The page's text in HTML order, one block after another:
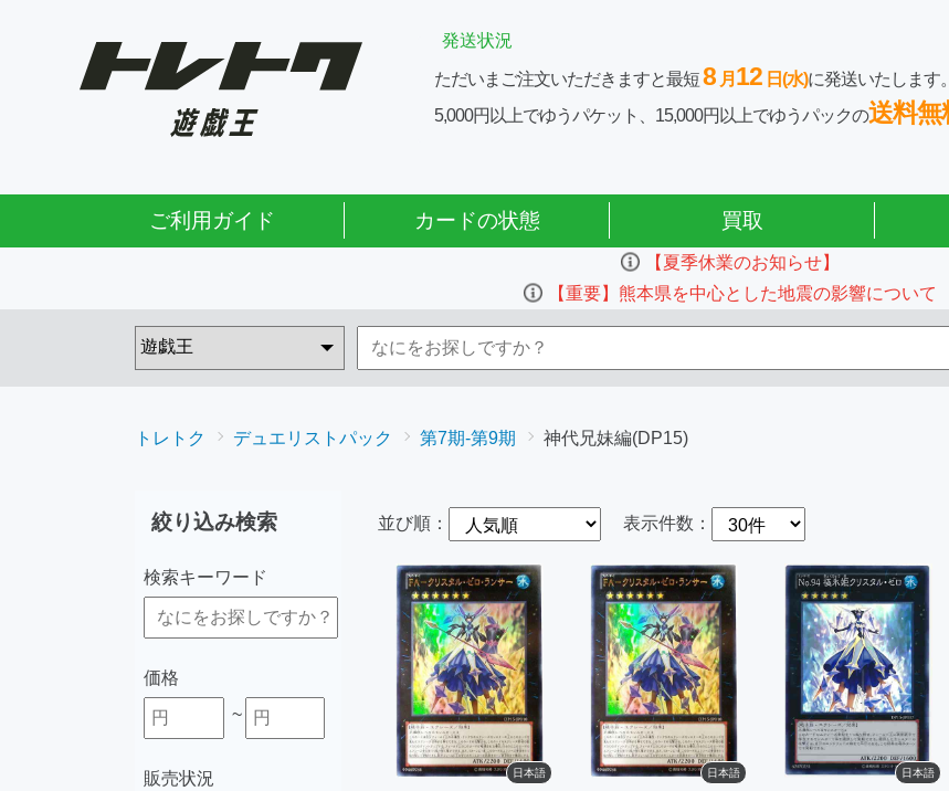
発送状況
ただいまご注文いただきますと最短8 月 12 日(水)に発送いたします。
5,000円以上でゆうパケット、15,000円以上でゆうパックの送料無
ご利用ガイド カードの状態 買取
【夏季休業のお知らせ】
【重要】熊本県を中心とした地震の影響について
トレトク デュエリストパック 第7期-第9期 神代兄妹編(DP15)
絞り込み検索
検索キーワード
価格
~
販売状況
並び順： 表示件数：
日本語 日本語 日本語